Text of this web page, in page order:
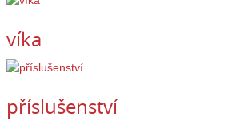
víka
příslušenství